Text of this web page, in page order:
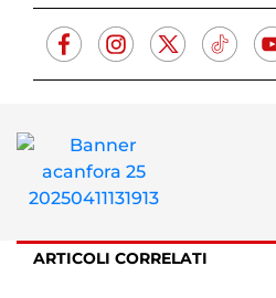
ARTICOLI CORRELATI